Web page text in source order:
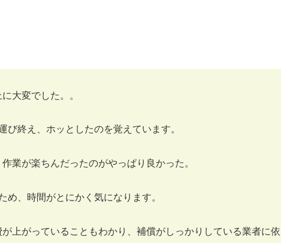
大変でした。。
終え、ホッとしたのを覚えています。
業が楽ちんだったのがやっぱり良かった。
、時間がとにかく気になります。
上がっていることもわかり、補償がしっかりしている業者に依